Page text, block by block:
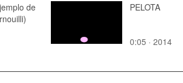
de
PELOTA
0:05 · 2014